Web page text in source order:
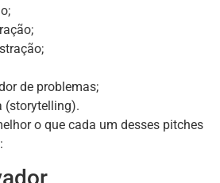
de problemas;
(storytelling).
o que cada um desses pitches